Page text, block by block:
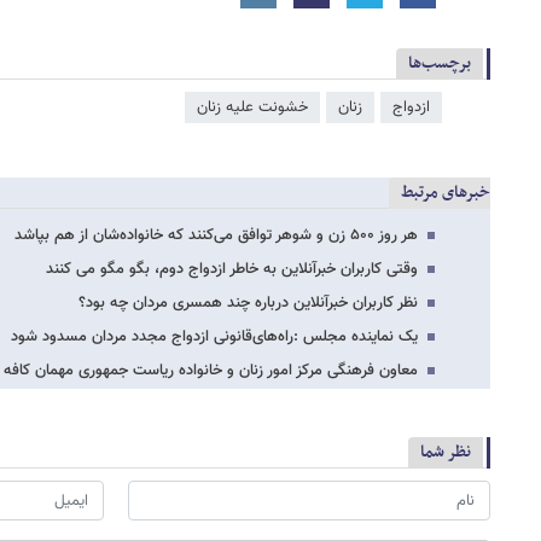
برچسب‌ها
ازدواج زنان خشونت علیه زنان
خبرهای مرتبط
هر روز ۵۰۰ زن و شوهر توافق می‌کنند که خانواده‌شان از هم بپاشد
وقتی کاربران خبرآنلاین به خاطر ازدواج دوم، بگو مگو می کنند
نظر کاربران خبرآنلاین درباره چند همسری مردان چه بود؟
یک نماینده مجلس :راه‌های‌قانونی ازدواج مجدد مردان مسدود شود
معاون فرهنگی مرکز امور زنان و خانواده ریاست جمهوری مهمان
نظر شما